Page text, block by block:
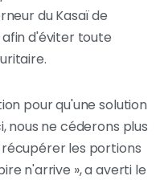
du Kasaï de
d'éviter toute
pour qu'une solution
nous ne céderons plus
récupérer les portions
n'arrive », a averti le